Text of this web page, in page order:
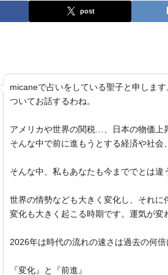
post
micaneで占いをしている聖子と申しま
ついてお話するわね。
アメリカや世界の関税…、日本の物価上
そんな中で前に進もうとする経済や社会
そんな中、私もあなたも今まででとは違
世界の情勢なども大きく変化し、それ
変化も大きく起こる時期です。運気が変
2026年は時代の流れの速さは過去の何
『変化』と『前進』